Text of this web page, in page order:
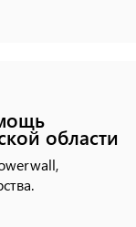
области